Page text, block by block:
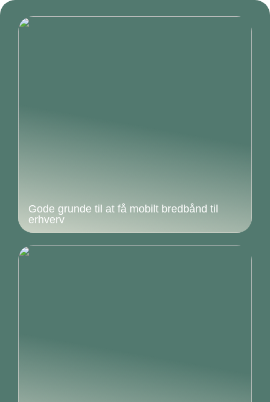
Gode grunde til at få mobilt bredbånd til
erhverv